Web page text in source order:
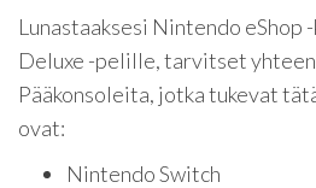
Lunastaaksesi Nintendo eShop
Deluxe -pelille, tarvitset
Pääkonsoleita, jotka tukevat
ovat:
Nintendo Switch